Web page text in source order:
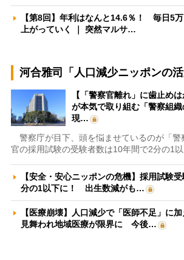
【第8回】年利はなんと14.6％！ 毎日5
上がっていく ｜ 突然マルサ…
河合雅司「人口減少ニッポンの活
【「警察官離れ」に歯止め
が本気で取り組む「警察組
現…
警察庁が目下、頭を悩ませているのが「警
官の採用試験の受験者数は10年間で2分の1以
【安全・安心ニッポンの危機】採用試験
分の1以下に！ 出生数減がも…
【医療崩壊】人口減少で「医師不足」に
見舞われ地域医療が限界に 今後…